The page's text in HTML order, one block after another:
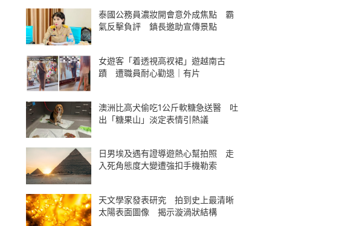
泰國公務員濃妝開會意外成焦點 霸
氣反擊負評 鎮長邀助宣傳景點
女遊客「着透視高衩裙」遊越南古
蹟 遭職員耐心勸退｜有片
澳洲比高犬偷吃1公斤軟糖急送醫 吐
出「糖果山」淡定表情引熱議
日男埃及遇有證導遊熱心幫拍照 走
入死角態度大變遭強扣手機勒索
天文學家發表研究 拍到史上最清晰
太陽表面圖像 揭示漩渦狀結構